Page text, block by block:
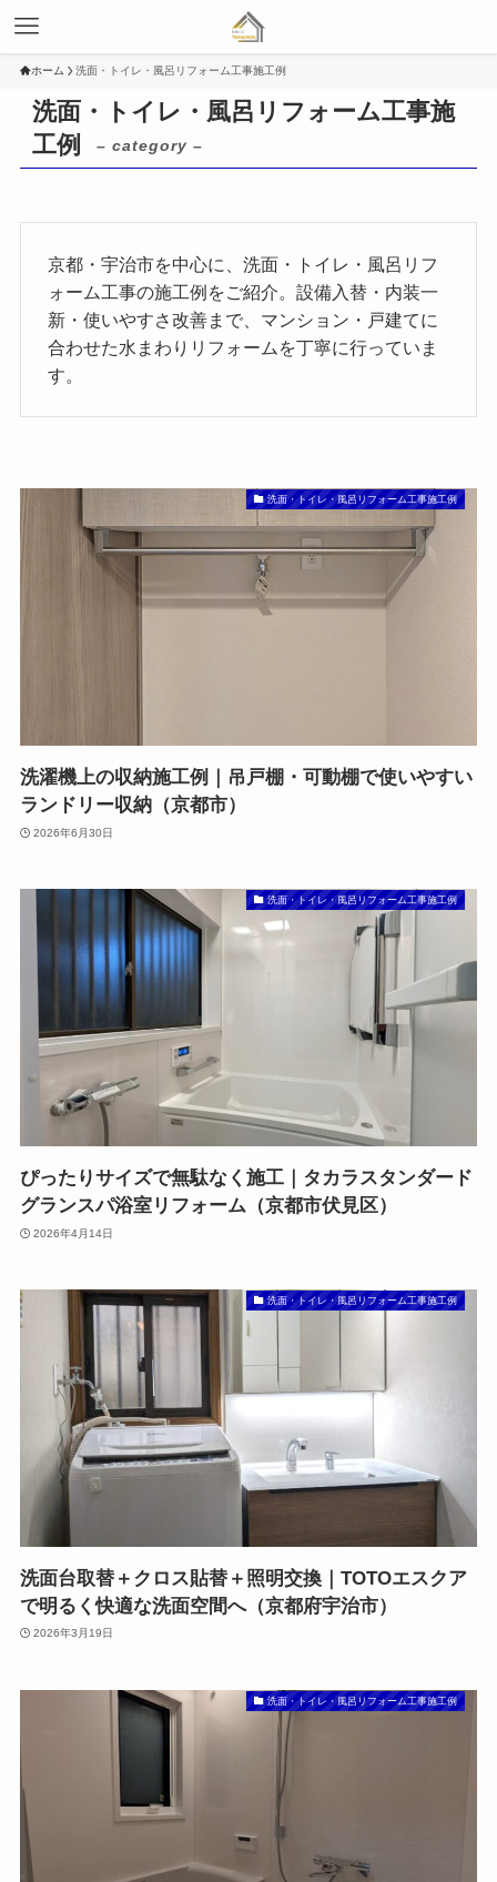
ホーム 洗面・トイレ・風呂リフォーム工事施工例
洗面・トイレ・風呂リフォーム工事施
工例
– category –
京都・宇治市を中心に、洗面・トイレ・風呂リフ
ォーム工事の施工例をご紹介。設備入替・内装一
新・使いやすさ改善まで、マンション・戸建てに
合わせた水まわりリフォームを丁寧に行っていま
す。
洗面・トイレ・風呂リフォーム工事施工例
洗濯機上の収納施工例｜吊戸棚・可動棚で使いやすい
ランドリー収納（京都市）
2026年6月30日
洗面・トイレ・風呂リフォーム工事施工例
ぴったりサイズで無駄なく施工｜タカラスタンダード
グランスパ浴室リフォーム（京都市伏見区）
2026年4月14日
洗面・トイレ・風呂リフォーム工事施工例
洗面台取替＋クロス貼替＋照明交換｜TOTOエスクア
で明るく快適な洗面空間へ（京都府宇治市）
2026年3月19日
洗面・トイレ・風呂リフォーム工事施工例